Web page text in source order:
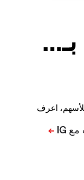
عبر أكثر من 16,000 سعراً للأسهم، اعرف